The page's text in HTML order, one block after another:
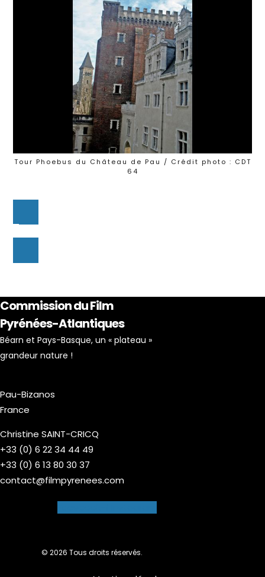
Tour Phoebus du Château de Pau / Crédit photo : CDT
64
Commission du Film
Pyrénées-Atlantiques
Béarn et Pays-Basque, un « plateau »
grandeur nature !
Pau-Bizanos
France
Christine SAINT-CRICQ
+33 (0) 6 22 34 44 49
+33 (0) 6 13 80 30 37
contact@filmpyrenees.com
© 2026 Tous droits réservés.